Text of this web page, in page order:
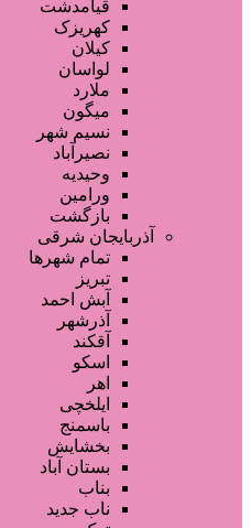
قیامدشت
کهریزک
کیلان
لواسان
ملارد
میگون
نسیم شهر
نصیرآباد
وحیدیه
ورامین
بازگشت
آذربایجان شرقی
تمام شهر‌ها
تبریز
آبش احمد
آذرشهر
آقکند
اسکو
اهر
ایلخچی
باسمنج
بخشایش
بستان آباد
بناب
ناب جدید
صفحه اصلی
آگهی انبوه
طراحی سایت
صفحه اختصاصی
لیست سایتهای تبلیغاتی
دسته‌بندی‌ها
/ محصولات برچسب خورده